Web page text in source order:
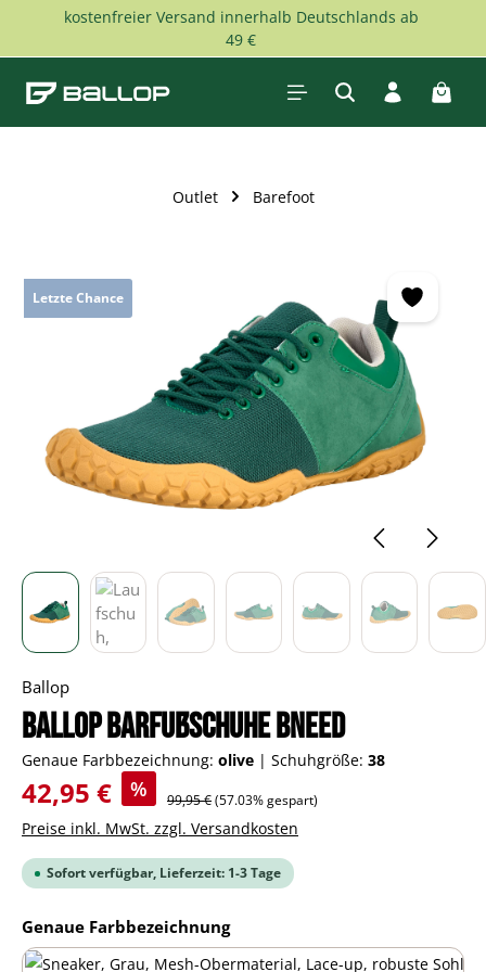
Zum Hauptinhalt springen
kostenfreier Versand innerhalb Deutschlands ab
49 €
Outlet Barefoot
Letzte Chance
Ballop
BALLOP Barfußschuhe Bneed
Genaue Farbbezeichnung: olive | Schuhgröße: 38
Verkaufspreis:
42,95 € % Regulärer Preis:
99,95 €(57.03% gespart)
Preise inkl. MwSt. zzgl. Versandkosten
Sofort verfügbar, Lieferzeit: 1-3 Tage
Genaue Farbbezeichnungauswählen